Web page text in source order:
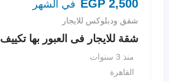
EGP 2,500 في الشهر
شقق ودبلوكس للايجار
شقة للايجار فى العبور بها تكييف 63 متر
منذ 3 سنوات
القاهرة